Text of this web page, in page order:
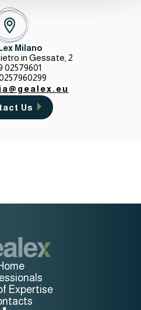
Milano
in Gessate, 2
02579601
Us
Expertise